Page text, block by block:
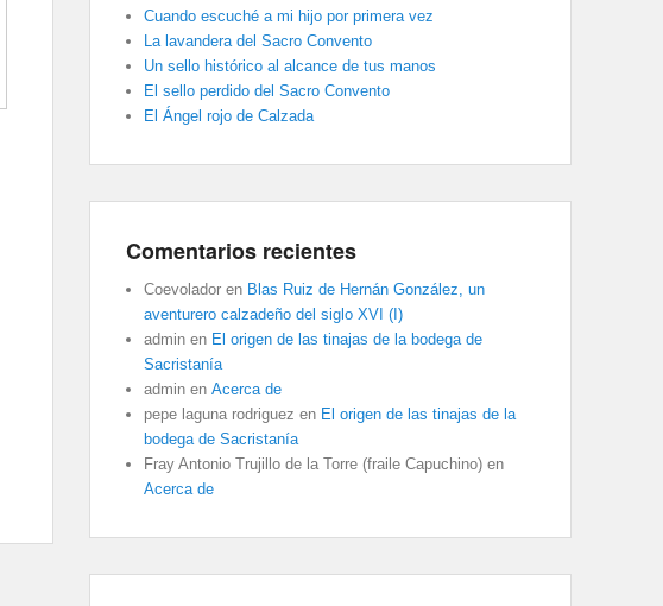
Cuando escuché a mi hijo por primera vez
La lavandera del Sacro Convento
Un sello histórico al alcance de tus manos
El sello perdido del Sacro Convento
El Ángel rojo de Calzada
Comentarios recientes
Coevolador en Blas Ruiz de Hernán González, un
aventurero calzadeño del siglo XVI (I)
admin en El origen de las tinajas de la bodega de
Sacristanía
admin en Acerca de
pepe laguna rodriguez en El origen de las tinajas de la
bodega de Sacristanía
Fray Antonio Trujillo de la Torre (fraile Capuchino) en
Acerca de